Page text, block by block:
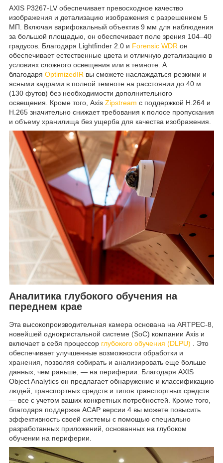
AXIS P3267-LV обеспечивает превосходное качество
изображения и детализацию изображения с разрешением 5
МП. Включая варифокальный объектив 9 мм для наблюдения
за большой площадью, он обеспечивает поле зрения 104–40
градусов. Благодаря Lightfinder 2.0 и Forensic WDR он
обеспечивает естественные цвета и отличную детализацию в
условиях сложного освещения или в темноте. А
благодаря OptimizedIR вы сможете наслаждаться резкими и
ясными кадрами в полной темноте на расстоянии до 40 м
(130 футов) без необходимости дополнительного
освещения. Кроме того, Axis Zipstream с поддержкой H.264 и
H.265 значительно снижает требования к полосе пропускания
и объему хранилища без ущерба для качества изображения.
Аналитика глубокого обучения на
переднем крае
Эта высокопроизводительная камера основана на ARTPEC-8,
новейшей однокристальной системе (SoC) компании Axis и
включает в себя процессор глубокого обучения (DLPU) . Это
обеспечивает улучшенные возможности обработки и
хранения, позволяя собирать и анализировать еще больше
данных, чем раньше, — на периферии. Благодаря AXIS
Object Analytics он предлагает обнаружение и классификацию
людей, транспортных средств и типов транспортных средств
— все с учетом ваших конкретных потребностей. Кроме того,
благодаря поддержке ACAP версии 4 вы можете повысить
эффективность своей системы с помощью специально
разработанных приложений, основанных на глубоком
обучении на периферии.